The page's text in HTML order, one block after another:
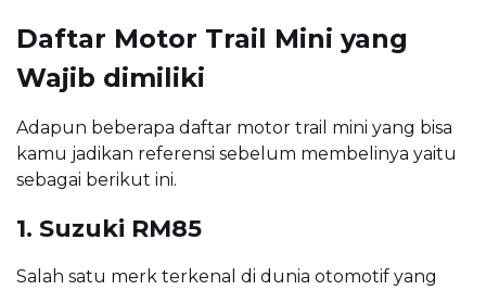
Daftar Motor Trail Mini yang
Wajib dimiliki
Adapun beberapa daftar motor trail mini yang bisa
kamu jadikan referensi sebelum membelinya yaitu
sebagai berikut ini.
1. Suzuki RM85
Salah satu merk terkenal di dunia otomotif yang